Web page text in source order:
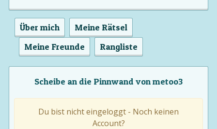
Über mich
Meine Rätsel
Meine Freunde
Rangliste
Scheibe an die Pinnwand von metoo3
Du bist nicht eingeloggt - Noch keinen
Account?